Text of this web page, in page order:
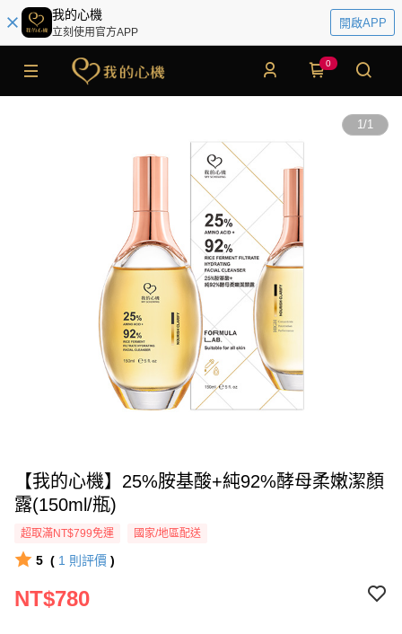
我的心機
立刻使用官方APP
開啟APP
0
1/1
【我的心機】25%胺基酸+純92%酵母柔嫩潔顏
露(150ml/瓶)
超取滿NT$799免運 國家/地區配送
5 ( 1 則評價 )
NT$780